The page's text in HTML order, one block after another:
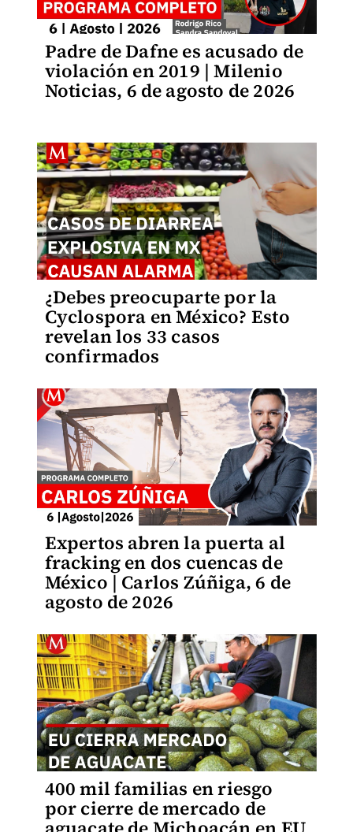
Padre de Dafne es acusado de
violación en 2019 | Milenio
Noticias, 6 de agosto de 2026
¿Debes preocuparte por la
Cyclospora en México? Esto
revelan los 33 casos
confirmados
Expertos abren la puerta al
fracking en dos cuencas de
México | Carlos Zúñiga, 6 de
agosto de 2026
400 mil familias en riesgo
por cierre de mercado de